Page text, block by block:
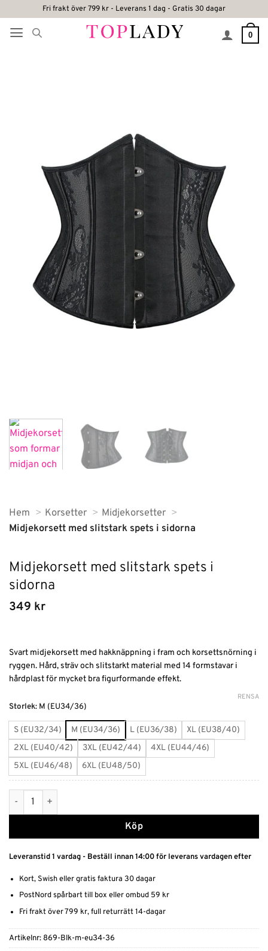
content
Fri frakt över 799 kr - Leverans 1 dag - Gratis 30 dagar
0
Hem Korsetter
Midjekorsetter
Midjekorsett med slitstark spets i sidorna
Midjekorsett med slitstark spets i
sidorna
349 kr
Svart midjekorsett med hakknäppning i fram och korsettsnörning i
ryggen. Hård, sträv och slitstarkt material med 14 formstavar i
hårdplast för mycket bra figurformande effekt.
Storlek: M (EU34/36)
S (EU32/34) M (EU34/36) L (EU36/38)
XL (EU38/40)
2XL (EU40/42)
3XL (EU42/44)
4XL (EU44/46)
5XL (EU46/48)
6XL (EU48/50)
RENSA
Midjekorsett med slitstark spets i sidorna mängd
Köp
Alternative:
Leveranstid 1 vardag - Beställ innan 14:00 för leverans vardagen efter
Kort, Swish eller gratis faktura 30 dagar
PostNord spårbart till box eller ombud 59 kr
Fri frakt över 799 kr, full returrätt 14-dagar
Artikelnr: 869-Blk-m-eu34-36